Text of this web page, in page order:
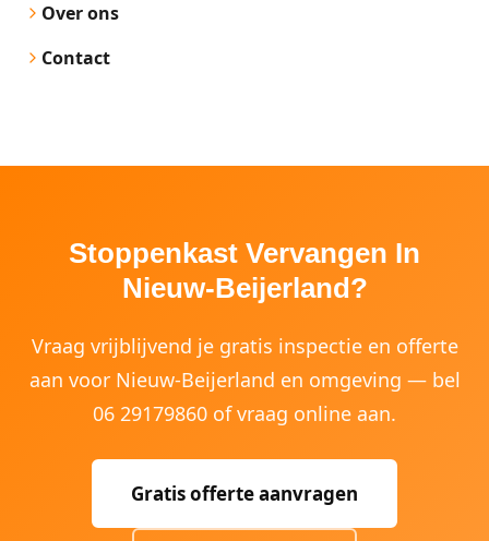
Over ons
Contact
Stoppenkast Vervangen In
Nieuw-Beijerland?
Vraag vrijblijvend je gratis inspectie en offerte
aan voor Nieuw-Beijerland en omgeving — bel
06 29179860 of vraag online aan.
Gratis offerte aanvragen